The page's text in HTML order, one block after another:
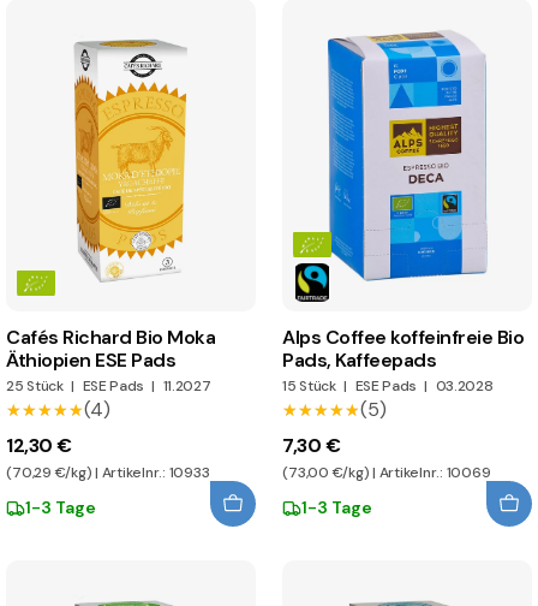
Cafés Richard Bio Moka
Äthiopien ESE Pads
25 Stück | ESE Pads | 11.2027
★★★★★
★★★★★(4)
12,30 €
(70,29 €/kg) | Artikelnr.: 10933
1-3 Tage
Alps Coffee koffeinfreie Bio
Pads, Kaffeepads
15 Stück | ESE Pads | 03.2028
★★★★★
★★★★★(5)
7,30 €
(73,00 €/kg) | Artikelnr.: 10069
1-3 Tage